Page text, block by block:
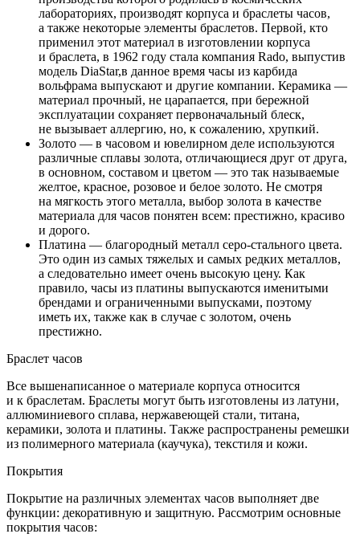
лабораториях, производят корпуса и браслеты часов,
а также некоторые элементы браслетов. Первой, кто
применил этот материал в изготовлении корпуса
и браслета, в 1962 году стала компания Rado, выпустив
модель DiaStar,в данное время часы из карбида
вольфрама выпускают и другие компании. Керамика —
материал прочный, не царапается, при бережной
эксплуатации сохраняет первоначальный блеск,
не вызывает аллергию, но, к сожалению, хрупкий.
Золото — в часовом и ювелирном деле используются
различные сплавы золота, отличающиеся друг от друга,
в основном, составом и цветом — это так называемые
желтое, красное, розовое и белое золото. Не смотря
на мягкость этого металла, выбор золота в качестве
материала для часов понятен всем: престижно, красиво
и дорого.
Платина — благородный металл серо-стального цвета.
Это один из самых тяжелых и самых редких металлов,
а следовательно имеет очень высокую цену. Как
правило, часы из платины выпускаются именитыми
брендами и ограниченными выпусками, поэтому
иметь их, также как в случае с золотом, очень
престижно.
Браслет часов
Все вышенаписанное о материале корпуса относится
и к браслетам. Браслеты могут быть изготовлены из латуни,
аллюминиевого сплава, нержавеющей стали, титана,
керамики, золота и платины. Также распространены ремешки
из полимерного материала (каучука), текстиля и кожи.
Покрытия
Покрытие на различных элементах часов выполняет две
функции: декоративную и защитную. Рассмотрим основные
покрытия часов: